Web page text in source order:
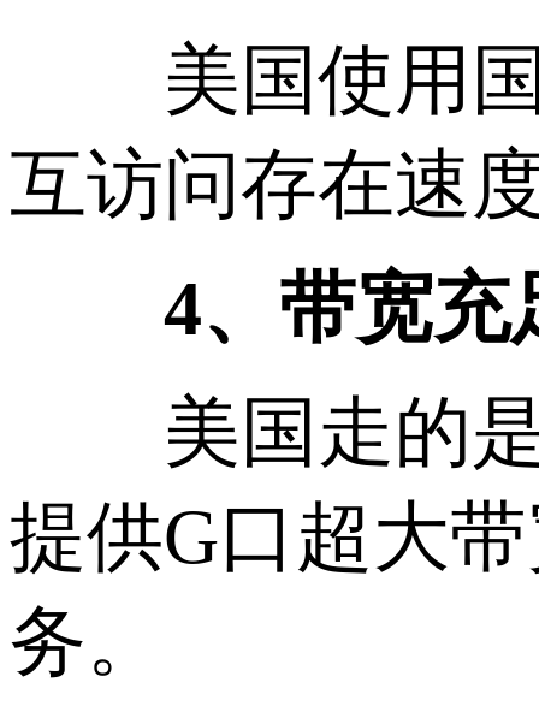
美国使用国
互访问存在速
4、带宽充
美国走的是
提供G口超大
务。